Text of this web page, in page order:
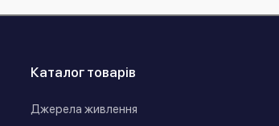
Каталог товарів
Джерела живлення